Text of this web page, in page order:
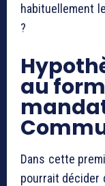
habituellement
?
au
Dans cette
pourrait décider